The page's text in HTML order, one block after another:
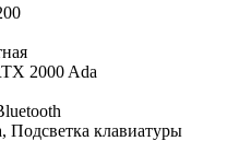
2000 Ada
Подсветка клавиатуры